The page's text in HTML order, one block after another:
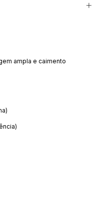
ampla e caimento